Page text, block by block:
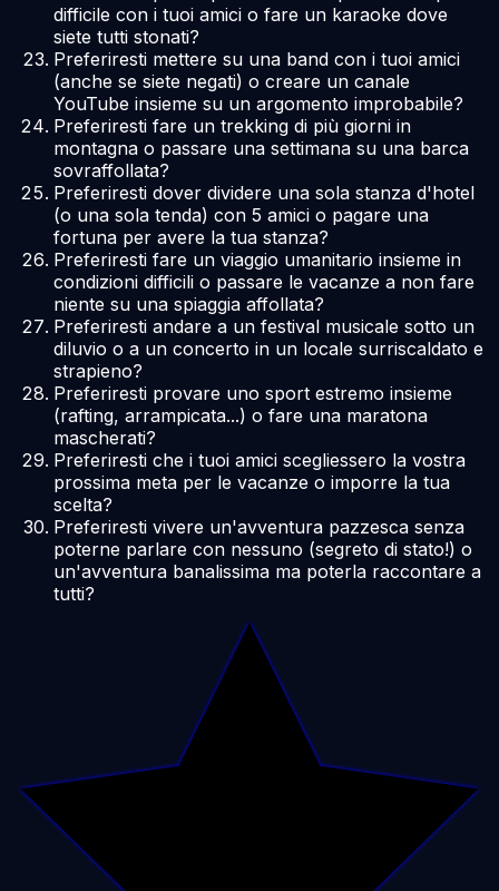
difficile con i tuoi amici o fare un karaoke dove
siete tutti stonati?
Preferiresti mettere su una band con i tuoi amici
(anche se siete negati) o creare un canale
YouTube insieme su un argomento improbabile?
Preferiresti fare un trekking di più giorni in
montagna o passare una settimana su una barca
sovraffollata?
Preferiresti dover dividere una sola stanza d'hotel
(o una sola tenda) con 5 amici o pagare una
fortuna per avere la tua stanza?
Preferiresti fare un viaggio umanitario insieme in
condizioni difficili o passare le vacanze a non fare
niente su una spiaggia affollata?
Preferiresti andare a un festival musicale sotto un
diluvio o a un concerto in un locale surriscaldato e
strapieno?
Preferiresti provare uno sport estremo insieme
(rafting, arrampicata...) o fare una maratona
mascherati?
Preferiresti che i tuoi amici scegliessero la vostra
prossima meta per le vacanze o imporre la tua
scelta?
Preferiresti vivere un'avventura pazzesca senza
poterne parlare con nessuno (segreto di stato!) o
un'avventura banalissima ma poterla raccontare a
tutti?